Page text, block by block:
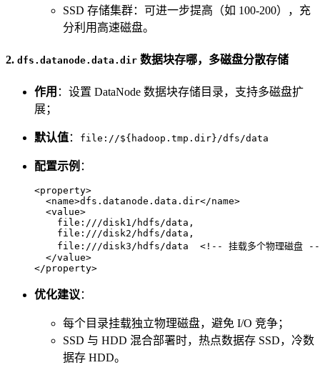
SSD 存储集群：可进一步提高（如 100-200），充
分利用高速磁盘。
2. dfs.datanode.data.dir 数据块存哪，多磁盘分散存储
作用 ：设置 DataNode 数据块存储目录，支持多磁盘扩
展；
默认值： file://${hadoop.tmp.dir}/dfs/data
配置示例 ：
<property>
<name>dfs.datanode.data.dir</name>
<value>
    file:///disk1/hdfs/data,
    file:///disk2/hdfs/data,
    file:///disk3/hdfs/data
<!-- 挂载多个物理磁盘
</value>
</property>
优化建议 ：
每个目录挂载独立物理磁盘，避免 I/O 竞争；
SSD 与 HDD 混合部署时，热点数据存 SSD，冷数
据存 HDD。